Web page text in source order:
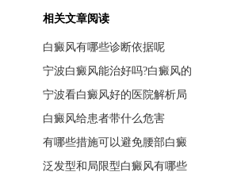
相关文章阅读
白癜风有哪些诊断依据呢
宁波白癜风能治好吗?白癜风的
宁波看白癜风好的医院解析局
白癜风给患者带什么危害
有哪些措施可以避免腰部白癜
泛发型和局限型白癜风有哪些